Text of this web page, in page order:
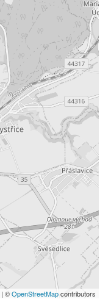
| ©OpenStreetMapcontributors